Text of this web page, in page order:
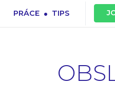
PRÁCE . TIPS